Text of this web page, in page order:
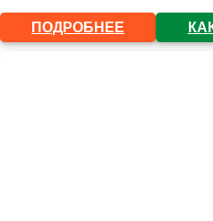
ПОДРОБНЕЕ